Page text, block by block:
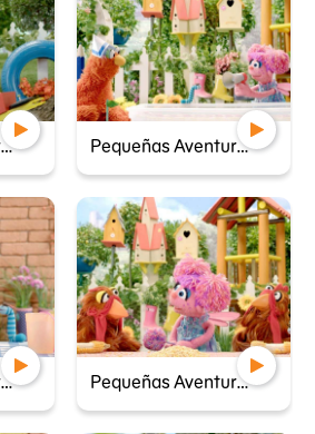
Pequeñas Aventureras - La palanca hace la fuerza Pequeñas Aventureras - Carrera de botes
Pequeñas Aventureras - Un problema con la limonada Pequeñas Aventureras - Dos gallinas, un camino